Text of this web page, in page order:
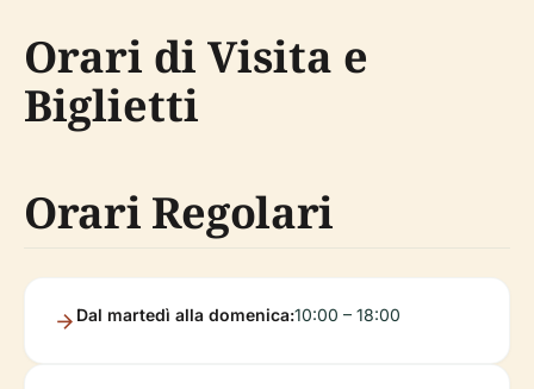
Orari di Visita e
Biglietti
Orari Regolari
Dal martedì alla domenica:10:00 – 18:00